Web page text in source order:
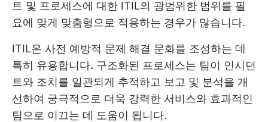
트 및 프로세스에 대한 ITIL의 광범위한 범위를 필
요에 맞게 맞춤형으로 적용하는 경우가 많습니다.
ITIL은 사전 예방적 문제 해결 문화를 조성하는 데
특히 유용합니다. 구조화된 프로세스는 팀이 인시던
트와 조치를 일관되게 추적하고 보고 및 분석을 개
선하여 궁극적으로 더욱 강력한 서비스와 효과적인
팀으로 이끄는 데 도움이 됩니다.